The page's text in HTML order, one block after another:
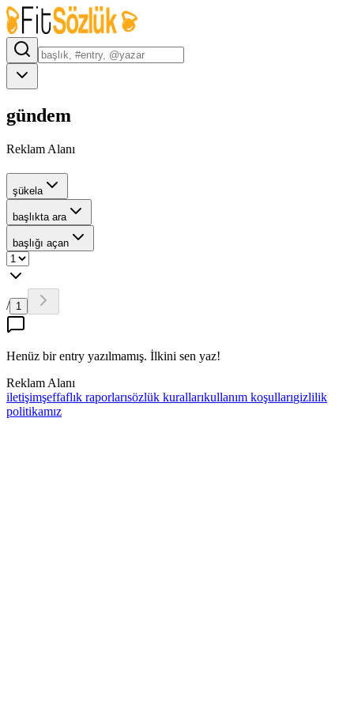
gündem
Reklam Alanı
şükela
başlıkta ara
başlığı açan
/ 1
Henüz bir entry yazılmamış. İlkini sen yaz!
Reklam Alanı
iletişimşeffaflık raporlarısözlük kurallarıkullanım koşullarıgizlilik
politikamız